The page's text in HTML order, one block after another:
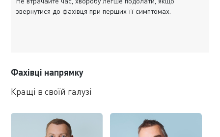
звернутися до фахівця при перших її симптомах.
Фахівці напрямку
Кращі в своїй галузі